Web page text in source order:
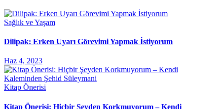
Sağlık ve Yaşam
Dilipak: Erken Uyarı Görevimi Yapmak İstiyorum
Haz 4, 2023
Kitap Önerisi
Kitap Önerisi: Hiçbir Şeyden Korkmuyorum – Kendi